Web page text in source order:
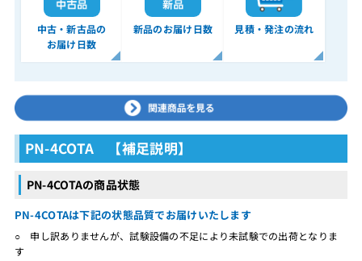
中古・新古品の
お届け日数
新品のお届け日数 見積・発注の流れ
PN-4COTA 【補足説明】
PN-4COTAの商品状態
PN-4COTAは下記の状態品質でお届けいたします
○ 申し訳ありませんが、試験設備の不足により未試験での出荷となりま
す